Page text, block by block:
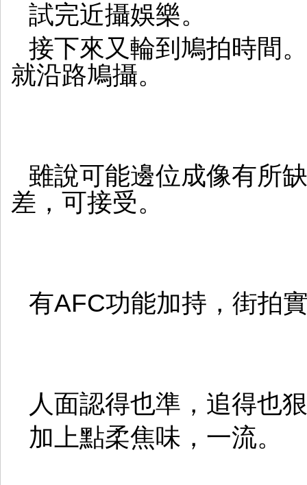
試完近攝娛樂。
接下來又輪到鳩拍時間
就沿路鳩攝。
雖說可能邊位成像有所
差，可接受。
有AFC功能加持，街拍
人面認得也準，追得也
加上點柔焦味，一流。